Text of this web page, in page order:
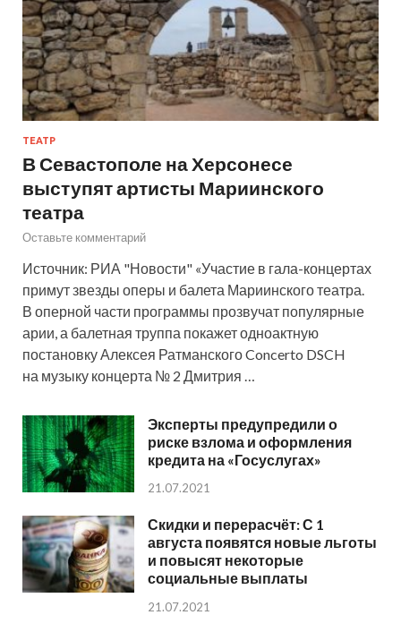
ТЕАТР
В Севастополе на Херсонесе
выступят артисты Мариинского
театра
Оставьте комментарий
Источник: РИА "Новости" «Участие в гала-концертах
примут звезды оперы и балета Мариинского театра.
В оперной части программы прозвучат популярные
арии, а балетная труппа покажет одноактную
постановку Алексея Ратманского Concerto DSCH
на музыку концерта № 2 Дмитрия …
Эксперты предупредили о
риске взлома и оформления
кредита на «Госуслугах»
21.07.2021
Скидки и перерасчёт: С 1
августа появятся новые льготы
и повысят некоторые
социальные выплаты
21.07.2021